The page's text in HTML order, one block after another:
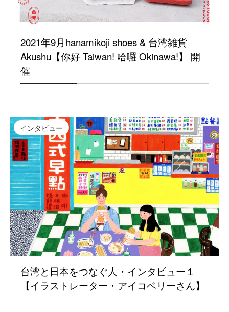
2021年9月hanamikoji shoes & 台湾雑貨
Akushu【你好 Taiwan! 哈囉 Okinawa!】 開
催
インタビュー
台湾と日本をつなぐ人・インタビュー１
【イラストレーター・アイコベリーさん】